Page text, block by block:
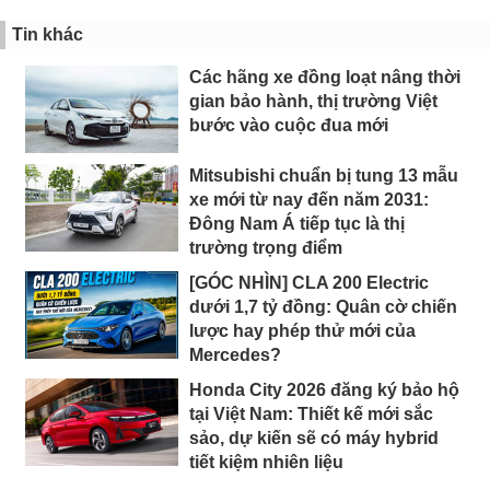
Tin khác
Các hãng xe đồng loạt nâng thời
gian bảo hành, thị trường Việt
bước vào cuộc đua mới
Mitsubishi chuẩn bị tung 13 mẫu
xe mới từ nay đến năm 2031:
Đông Nam Á tiếp tục là thị
trường trọng điểm
[GÓC NHÌN] CLA 200 Electric
dưới 1,7 tỷ đồng: Quân cờ chiến
lược hay phép thử mới của
Mercedes?
Honda City 2026 đăng ký bảo hộ
tại Việt Nam: Thiết kế mới sắc
sảo, dự kiến sẽ có máy hybrid
tiết kiệm nhiên liệu